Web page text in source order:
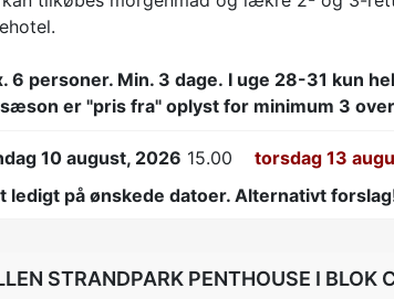
6 personer. Min. 3 dage. I uge 28-31 kun
er "pris fra" oplyst for minimum 3
10 august, 2026 15.00
torsdag 13
ledigt på ønskede datoer. Alternativt
STRANDPARK PENTHOUSE I BLOK